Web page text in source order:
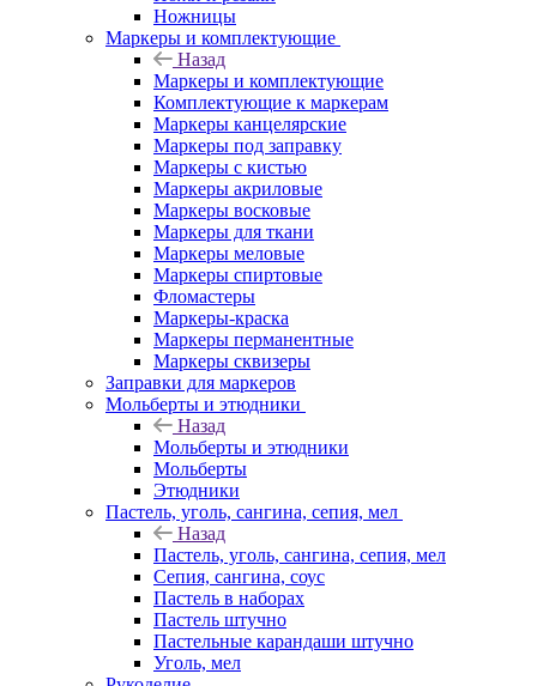
Ножницы
Маркеры и комплектующие
Назад
Маркеры и комплектующие
Комплектующие к маркерам
Маркеры канцелярские
Маркеры под заправку
Маркеры с кистью
Маркеры акриловые
Маркеры восковые
Маркеры для ткани
Маркеры меловые
Маркеры спиртовые
Фломастеры
Маркеры-краска
Маркеры перманентные
Маркеры сквизеры
Заправки для маркеров
Мольберты и этюдники
Назад
Мольберты и этюдники
Мольберты
Этюдники
Пастель, уголь, сангина, сепия, мел
Назад
Пастель, уголь, сангина, сепия, мел
Сепия, сангина, соус
Пастель в наборах
Пастель штучно
Пастельные карандаши штучно
Уголь, мел